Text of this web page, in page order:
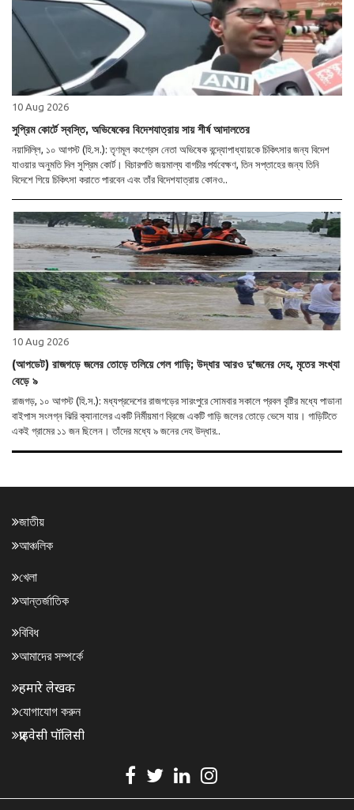
10 Aug 2026
সুপ্রিম কোর্টে স্বস্তি, অভিষেকের বিদেশযাত্রায় সায় শীর্ষ আদালতের
নয়াদিল্লি, ১০ আগস্ট (হি.স.): তৃণমূল কংগ্রেস নেতা অভিষেক বন্দ্যোপাধ্যায়কে চিকিৎসার জন্য বিদেশ
যাওয়ার অনুমতি দিল সুপ্রিম কোর্ট। বিচারপতি জয়মাল্য বাগচীর পর্যবেক্ষণ, তিন সপ্তাহের জন্য তিনি
বিদেশে গিয়ে চিকিৎসা করাতে পারবেন এবং তাঁর বিদেশযাত্রায় কোনও..
10 Aug 2026
(আপডেট) রাজগড়ে জলের তোড়ে তলিয়ে গেল গাড়ি; উদ্ধার আরও দু'জনের দেহ, মৃতের সংখ্যা
বেড়ে ৯
রাজগড়, ১০ আগস্ট (হি.স.): মধ্যপ্রদেশের রাজগড়ের সারংপুরে সোমবার সকালে প্রবল বৃষ্টির মধ্যে পাডানা
বাইপাস সংলগ্ন ঝিরি ক্যানালের একটি নির্মীয়মাণ ব্রিজে একটি গাড়ি জলের তোড়ে ভেসে যায়। গাড়িটিতে
একই গ্রামের ১১ জন ছিলেন। তাঁদের মধ্যে ৯ জনের দেহ উদ্ধার..
জাতীয়
আঞ্চলিক
খেলা
আন্তর্জাতিক
বিবিধ
আমাদের সম্পর্কে
हमारे लेखक
যোগাযোগ করুন
प्राइवेसी पॉलिसी